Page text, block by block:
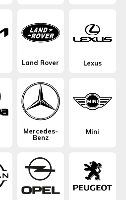
Land Rover Lexus
Mercedes-
Benz
Mini